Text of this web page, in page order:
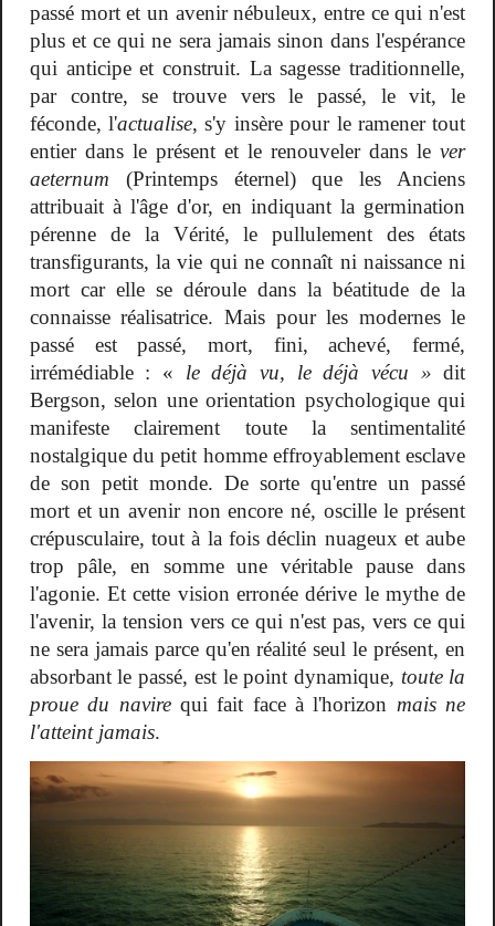
passé mort et un avenir nébuleux, entre ce qui n'est
plus et ce qui ne sera jamais sinon dans l'espérance
qui anticipe et construit. La sagesse traditionnelle,
par contre, se trouve vers le passé, le vit, le
féconde, l'actualise, s'y insère pour le ramener tout
entier dans le présent et le renouveler dans lever
aeternum (Printemps éternel) que les Anciens
attribuait à l'âge d'or, en indiquant la germination
pérenne de la Vérité, le pullulement des états
transfigurants, la vie qui ne connaît ni naissance ni
mort car elle se déroule dans la béatitude de la
connaisse réalisatrice. Mais pour les modernes le
passé est passé, mort, fini, achevé, fermé,
irrémédiable : « le déjà vu, le déjà vécu » dit
Bergson, selon une orientation psychologique qui
manifeste clairement toute la sentimentalité
nostalgique du petit homme effroyablement esclave
de son petit monde. De sorte qu'entre un passé
mort et un avenir non encore né, oscille le présent
crépusculaire, tout à la fois déclin nuageux et aube
trop pâle, en somme une véritable pause dans
l'agonie. Et cette vision erronée dérive le mythe de
l'avenir, la tension vers ce qui n'est pas, vers ce qui
ne sera jamais parce qu'en réalité seul le présent, en
absorbant le passé, est le point dynamique, toute la
proue du navirequi fait face à l'horizon mais ne
l'atteint jamais.